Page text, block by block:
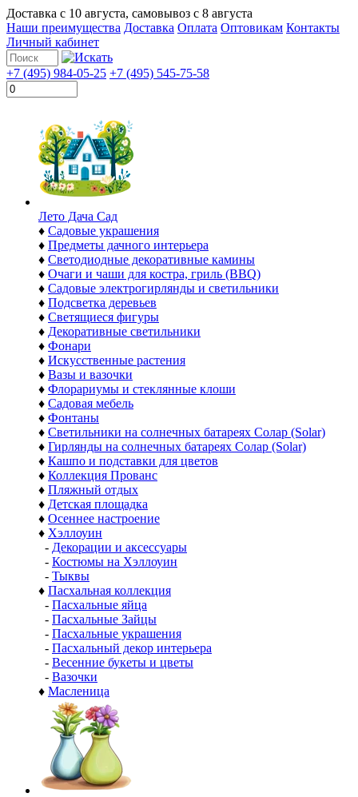
Доставка с 10 августа, самовывоз с 8 августа
Наши преимущества Доставка Оплата Оптовикам Контакты
Личный кабинет
+7 (495) 984-05-25 +7 (495) 545-75-58
Лето Дача Сад
♦ Садовые украшения
♦ Предметы дачного интерьера
♦ Светодиодные декоративные камины
♦ Очаги и чаши для костра, гриль (BBQ)
♦ Садовые электрогирлянды и светильники
♦ Подсветка деревьев
♦ Светящиеся фигуры
♦ Декоративные светильники
♦ Фонари
♦ Искусственные растения
♦ Вазы и вазочки
♦ Флорариумы и стеклянные клоши
♦ Садовая мебель
♦ Фонтаны
♦ Светильники на солнечных батареях Солар (Solar)
♦ Гирлянды на солнечных батареях Солар (Solar)
♦ Кашпо и подставки для цветов
♦ Коллекция Прованс
♦ Пляжный отдых
♦ Детская площадка
♦ Осеннее настроение
♦ Хэллоуин
- Декорации и аксессуары
- Костюмы на Хэллоуин
- Тыквы
♦ Пасхальная коллекция
- Пасхальные яйца
- Пасхальные Зайцы
- Пасхальные украшения
- Пасхальный декор интерьера
- Весенние букеты и цветы
- Вазочки
♦ Масленица